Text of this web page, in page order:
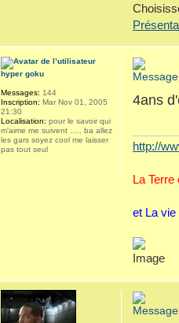
4ans
http://
La
et La
hyper goku
Messages: 144
Inscription: Mar Nov 01, 2005
21:30
Localisation: pour le savoir qui
m'aime me suivent ..... ba allez
les gars soyez cool me laisser
pas tout seul